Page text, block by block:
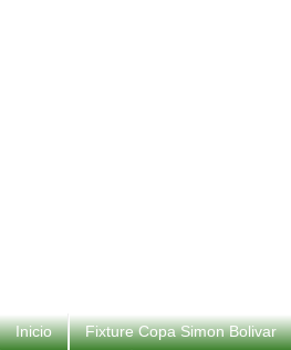
Inicio Fixture Copa Simon Bolivar